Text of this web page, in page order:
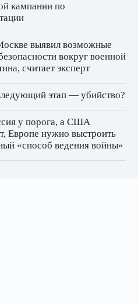
кампании по
выявил возможные
вокруг военной
считает эксперт
этап — убийство?
у порога, а США
Европе нужно выстроить
«способ ведения войны»